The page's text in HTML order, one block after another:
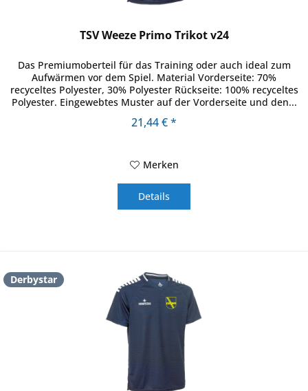
TSV Weeze Primo Trikot v24
Das Premiumoberteil für das Training oder auch ideal zum
Aufwärmen vor dem Spiel. Material Vorderseite: 70%
recyceltes Polyester, 30% Polyester Rückseite: 100% recyceltes
Polyester. Eingewebtes Muster auf der Vorderseite und den...
21,44 € *
Merken
Details
Derbystar